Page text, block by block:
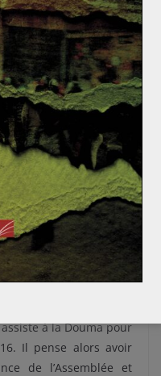
pensant rétablir son
en stratégie et est
tsar ouvre ainsi une
règne, qui nuira à sa
possible. Tandis qu’il
Alexandra qui devient
elle est très
avec une volonté
un pouvoir
par Raspoutine,
a su pénétrer le cercle
dans l’idée
convenir à la Russie.
interdites et la
tension qui s’ensuit
à la Douma pour
Il pense alors avoir
de l’Assemblée et